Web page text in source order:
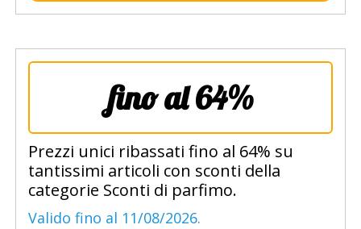
fino al 64%
Prezzi unici ribassati fino al 64% su
tantissimi articoli con sconti della
categorie Sconti di parfimo.
Valido fino al 11/08/2026.